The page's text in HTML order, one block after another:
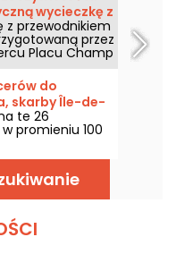
listę niezwykłych
wydarzenia
wycieczkę z
z przewodnikiem
przez
Placu Champ
następnie
w 1889
marca 2026
Ciebie kod
dał się we znaki,
się w
do
skarby Île-de-
te 26
promieniu 100